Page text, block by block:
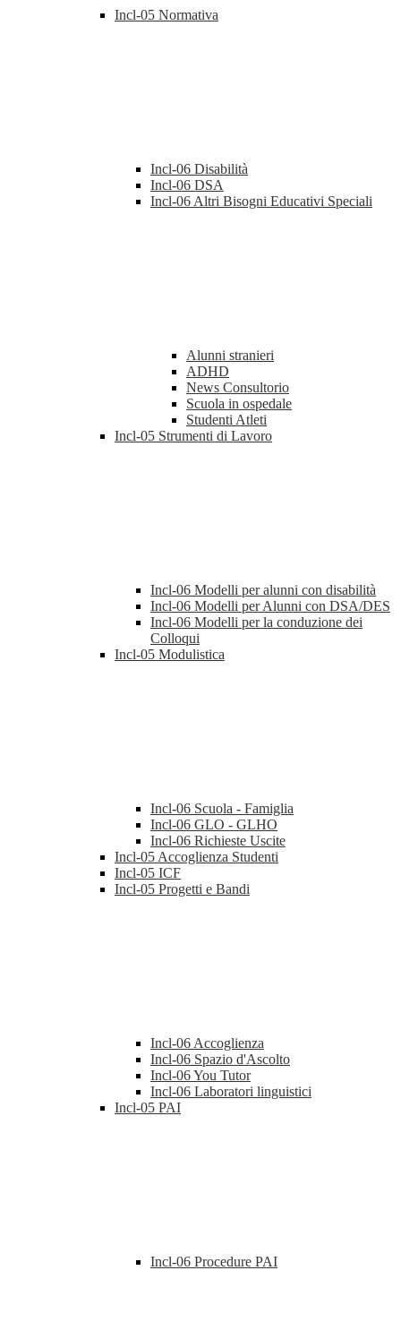
Incl-05 Normativa
Incl-06 Disabilità
Incl-06 DSA
Incl-06 Altri Bisogni Educativi Speciali
Alunni stranieri
ADHD
News Consultorio
Scuola in ospedale
Studenti Atleti
Incl-05 Strumenti di Lavoro
Incl-06 Modelli per alunni con disabilità
Incl-06 Modelli per Alunni con DSA/DES
Incl-06 Modelli per la conduzione dei
Colloqui
Incl-05 Modulistica
Incl-06 Scuola - Famiglia
Incl-06 GLO - GLHO
Incl-06 Richieste Uscite
Incl-05 Accoglienza Studenti
Incl-05 ICF
Incl-05 Progetti e Bandi
Incl-06 Accoglienza
Incl-06 Spazio d'Ascolto
Incl-06 You Tutor
Incl-06 Laboratori linguistici
Incl-05 PAI
Incl-06 Procedure PAI